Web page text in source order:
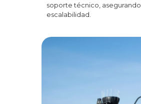
soporte técnico, asegurando
escalabilidad.